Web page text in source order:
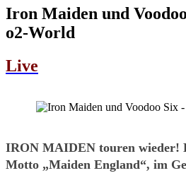
Iron Maiden und
o2-World
Live
IRON MAIDEN touren wieder!
Motto „Maiden England“, im